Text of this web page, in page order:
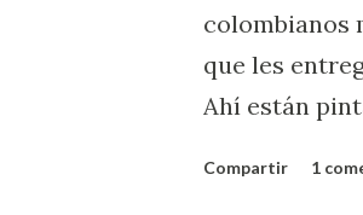
colombianos
que les
Ahí están
Compartir 1